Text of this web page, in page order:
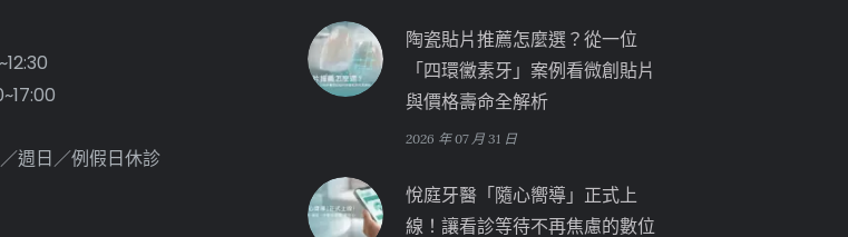
週日／例假日休診
陶瓷貼片推薦怎麼選？從一位
「四環黴素牙」案例看微創貼片
與價格壽命全解析
2026 年 07 月 31 日
悅庭牙醫「隨心嚮導」正式上
線！讓看診等待不再焦慮的數位